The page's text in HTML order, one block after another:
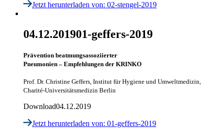
Jetzt herunterladen von: 02-stengel-2019
04.12.201901-geffers-2019
Prävention beatmungsassoziierter
Pneumonien – Empfehlungen der KRINKO
Prof. Dr. Christine Geffers, Institut für Hygiene und Umweltmedizin,
Charité-Universitätsmedizin Berlin
Download04.12.2019
Jetzt herunterladen von: 01-geffers-2019